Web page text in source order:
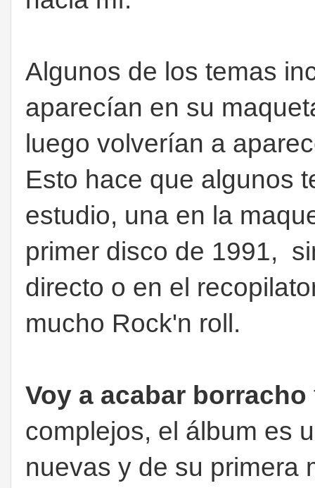
Algunos de los temas
aparecían en su
luego volverían a
Esto hace que algunos
estudio, una en la
primer disco de 1991,
directo o en el
mucho Rock'n roll.
Voy a acabar borracho
complejos, el álbum es
nuevas y de su primera